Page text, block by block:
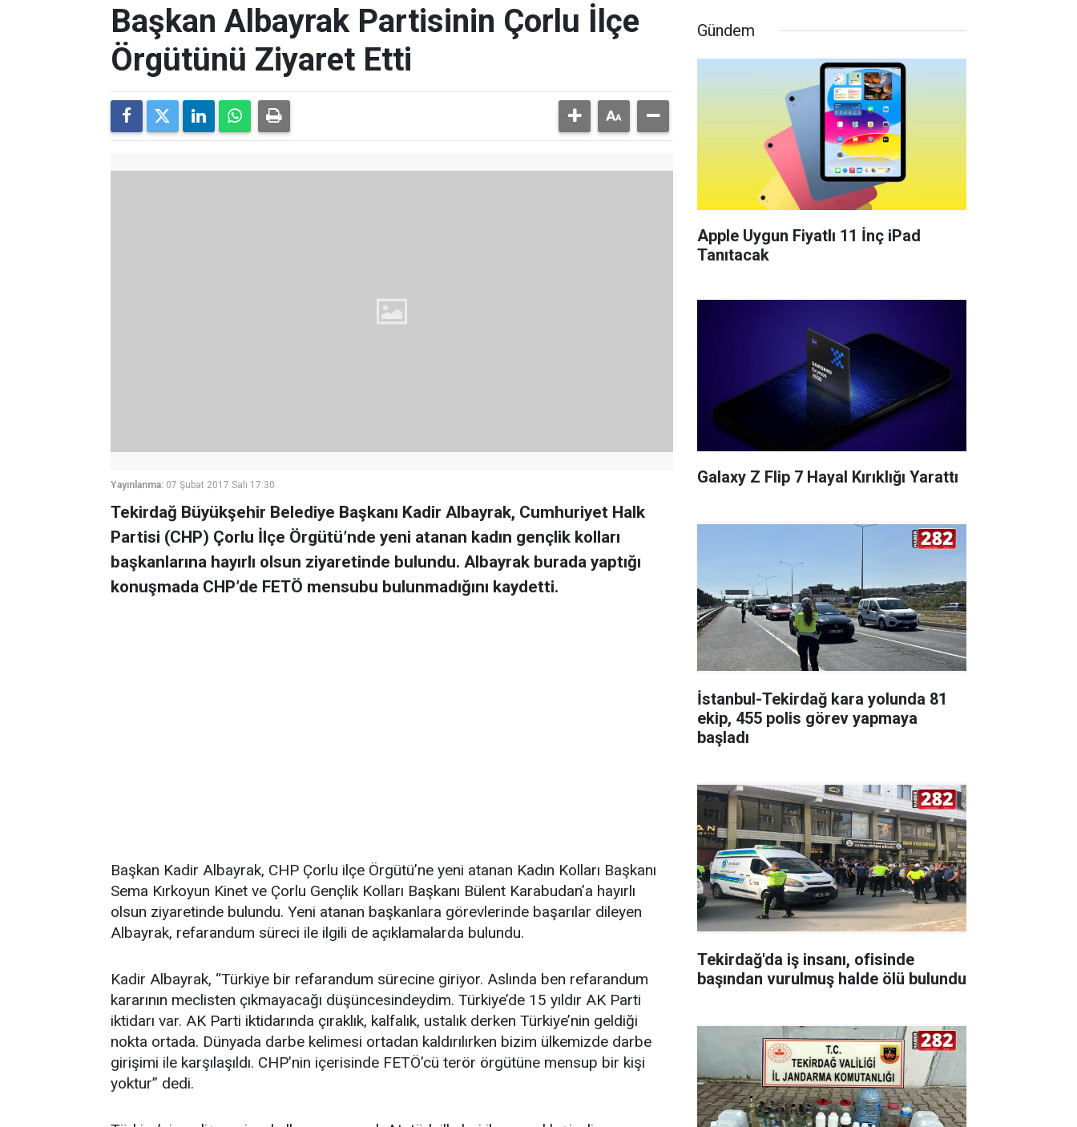
Başkan Albayrak Partisinin Çorlu İlçe
Örgütünü Ziyaret Etti
Yayınlanma: 07 Şubat 2017 Salı 17:30
Tekirdağ Büyükşehir Belediye Başkanı Kadir Albayrak, Cumhuriyet Halk
Partisi (CHP) Çorlu İlçe Örgütü’nde yeni atanan kadın gençlik kolları
başkanlarına hayırlı olsun ziyaretinde bulundu. Albayrak burada yaptığı
konuşmada CHP’de FETÖ mensubu bulunmadığını kaydetti.
Başkan Kadir Albayrak, CHP Çorlu ilçe Örgütü’ne yeni atanan Kadın Kolları Başkanı
Sema Kırkoyun Kinet ve Çorlu Gençlik Kolları Başkanı Bülent Karabudan’a hayırlı
olsun ziyaretinde bulundu. Yeni atanan başkanlara görevlerinde başarılar dileyen
Albayrak, refarandum süreci ile ilgili de açıklamalarda bulundu.
Kadir Albayrak, “Türkiye bir refarandum sürecine giriyor. Aslında ben refarandum
kararının meclisten çıkmayacağı düşüncesindeydim. Türkiye’de 15 yıldır AK Parti
iktidarı var. AK Parti iktidarında çıraklık, kalfalık, ustalık derken Türkiye’nin geldiği
nokta ortada. Dünyada darbe kelimesi ortadan kaldırılırken bizim ülkemizde darbe
girişimi ile karşılaşıldı. CHP’nin içerisinde FETÖ’cü terör örgütüne mensup bir kişi
yoktur” dedi.
Gündem
Apple Uygun Fiyatlı 11 İnç iPad
Tanıtacak
Galaxy Z Flip 7 Hayal Kırıklığı Yarattı
İstanbul-Tekirdağ kara yolunda 81
ekip, 455 polis görev yapmaya
başladı
Tekirdağ'da iş insanı, ofisinde
başından vurulmuş halde ölü bulundu